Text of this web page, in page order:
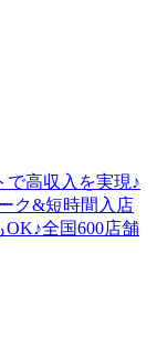
で高収入を実現♪
ク&短時間入店
全国600店舗